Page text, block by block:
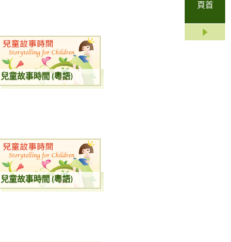
頁首
兒童故事時間 (粵語)
兒童故事時間 (粵語)